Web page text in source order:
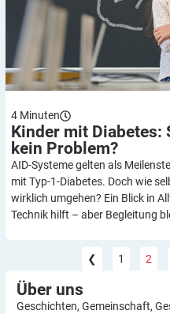
4 Minuten
Kinder mit Diabetes:
kein Problem?
AID-Systeme gelten als
mit Typ-1-Diabetes. Doch wie
wirklich umgehen? Ein Blick in
Technik hilft – aber Begleitung
❮ 1 2
Über uns
Geschichten, Gemeinschaft,